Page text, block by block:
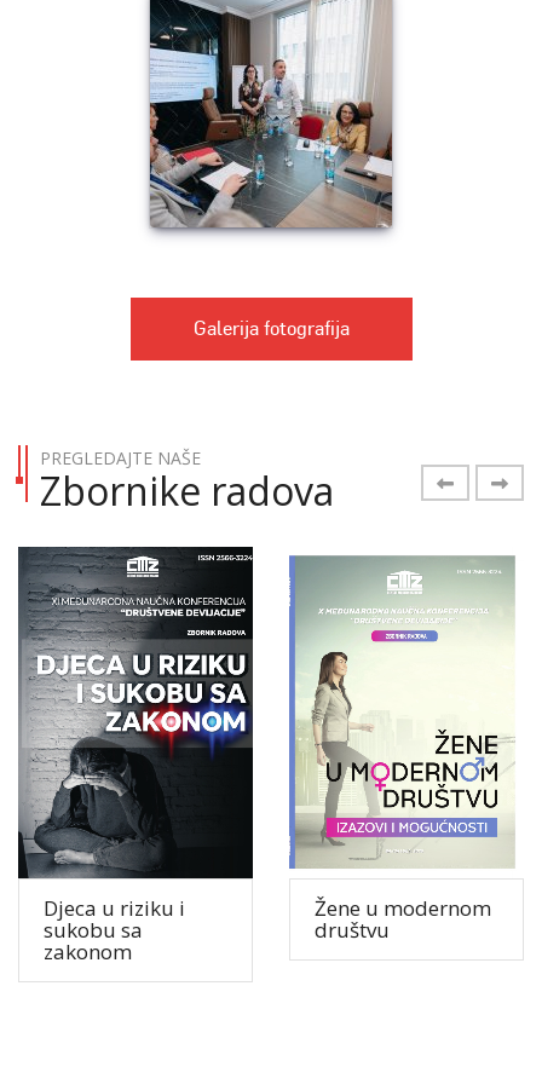
Galerija fotografija
PREGLEDAJTE NAŠE
Zbornike radova
Djeca u riziku i
sukobu sa
zakonom
Žene u modernom
društvu